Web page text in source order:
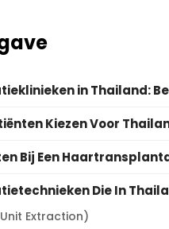
in Thailand:
Kiezen Voor
Bij Een
Die In
Extraction)